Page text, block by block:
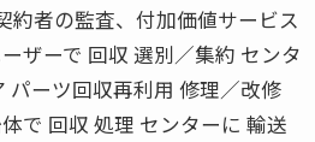
約者の監査、付加価値サービス
ザーで 回収 選別／集約 センタ
ーツ回収再利用 修理／改修
で 回収 処理 センターに 輸送